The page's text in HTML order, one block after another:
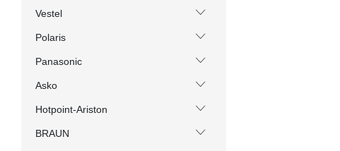
Vestel
Polaris
Panasonic
Asko
Hotpoint-Ariston
BRAUN